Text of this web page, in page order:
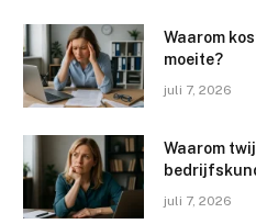
Waarom
moeite?
juli 7, 2026
Waarom
juli 7, 2026